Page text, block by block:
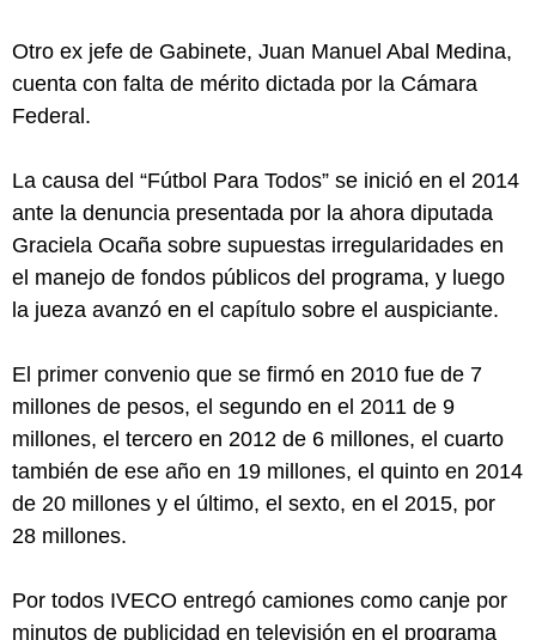
Otro ex jefe de Gabinete, Juan Manuel Abal Medina,
cuenta con falta de mérito dictada por la Cámara
Federal.
La causa del “Fútbol Para Todos” se inició en el 2014
ante la denuncia presentada por la ahora diputada
Graciela Ocaña sobre supuestas irregularidades en
el manejo de fondos públicos del programa, y luego
la jueza avanzó en el capítulo sobre el auspiciante.
El primer convenio que se firmó en 2010 fue de 7
millones de pesos, el segundo en el 2011 de 9
millones, el tercero en 2012 de 6 millones, el cuarto
también de ese año en 19 millones, el quinto en 2014
de 20 millones y el último, el sexto, en el 2015, por
28 millones.
Por todos IVECO entregó camiones como canje por
minutos de publicidad en televisión en el programa